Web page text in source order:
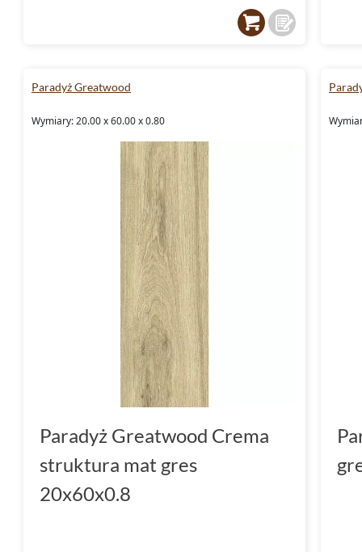
Paradyż Greatwood
Wymiary: 20.00 x 60.00 x 0.80
Paradyż Greatwood Crema
struktura mat gres
20x60x0.8